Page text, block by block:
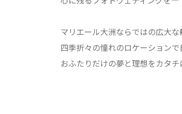
マリエール大洲ならではの広大な
四季折々の憧れのロケーション
おふたりだけの夢と理想をカタチ